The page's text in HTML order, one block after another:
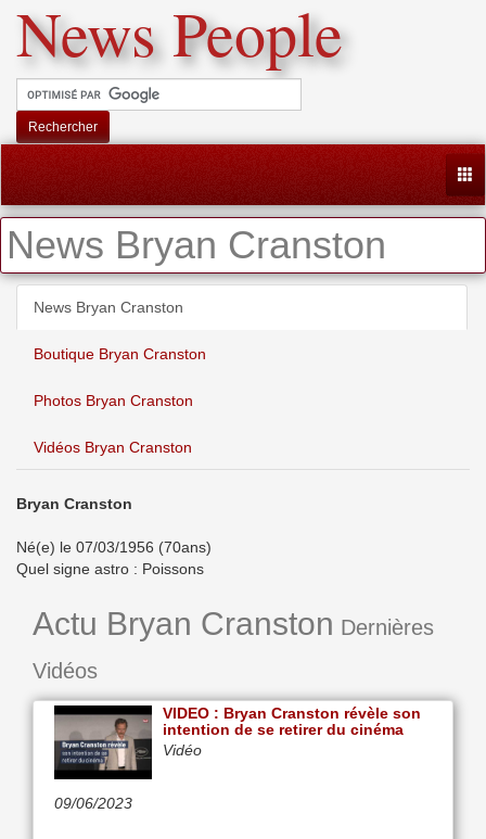
News People
Rechercher
News Bryan Cranston
News Bryan Cranston
Boutique Bryan Cranston
Photos Bryan Cranston
Vidéos Bryan Cranston
Bryan Cranston
Né(e) le 07/03/1956 (70ans)
Quel signe astro : Poissons
Actu Bryan Cranston Dernières
Vidéos
09/06/2023
VIDEO : Bryan Cranston révèle son
intention de se retirer du cinéma
Vidéo